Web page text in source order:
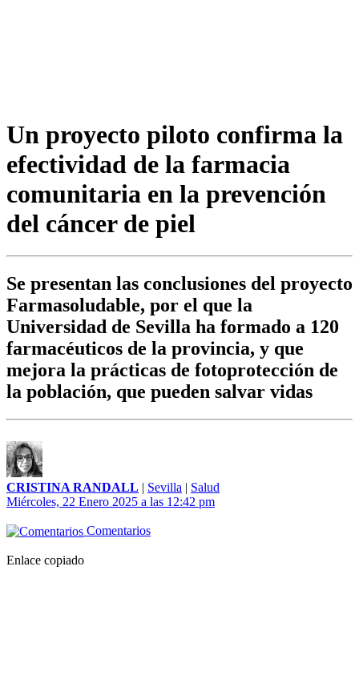
Un proyecto piloto confirma la
efectividad de la farmacia
comunitaria en la prevención
del cáncer de piel
Se presentan las conclusiones del proyecto
Farmasoludable, por el que la
Universidad de Sevilla ha formado a 120
farmacéuticos de la provincia, y que
mejora la prácticas de fotoprotección de
la población, que pueden salvar vidas
CRISTINA RANDALL | Sevilla | Salud
Miércoles, 22 Enero 2025 a las 12:42 pm
Comentarios
Enlace copiado